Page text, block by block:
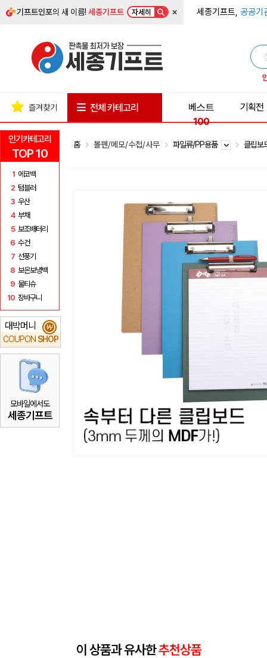
기프트인포의 새 이름!세종기프트 자세히 × 세종기프트, 공공기
인기카테고리
TOP 10
1 에코백
2 텀블러
3 우산
4 부채
5 보조배터리
6 수건
7 선풍기
8 보온보냉백
9 물티슈
10 장바구니
대박머니
COUPON SHOP
₩
모바일에서도
세종기프트
즐겨찾기 전체 카테고리
베스트
100
기획전
홈 볼펜/메모/수첩/사무 파일류/PP용품 클립
이 상품과 유사한추천상품